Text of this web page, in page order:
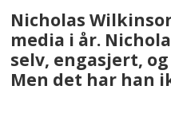
Nicholas
media i år.
selv, engasjert,
Men det har han